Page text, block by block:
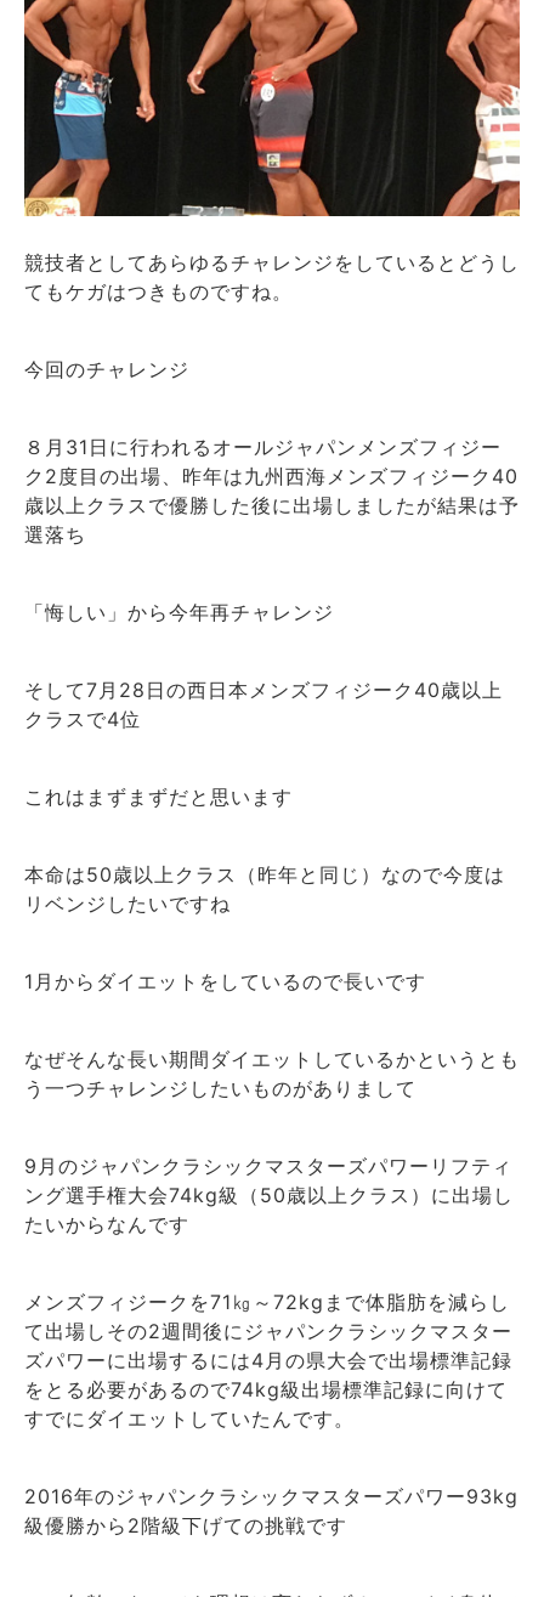
競技者としてあらゆるチャレンジをしているとどうし
てもケガはつきものですね。
今回のチャレンジ
８月 31 日に行われるオールジャパンメンズフィジー
ク 2度目の出場、昨年は九州西海メンズフィジーク 40
歳以上クラスで優勝した後に出場しましたが結果は予
選落ち
「悔しい」から今年再チャレンジ
そして7月 28 日の西日本メンズフィジーク 40歳以上
クラスで4位
これはまずまずだと思います
本命は50歳以上クラス（昨年と同じ）なので今度は
リベンジしたいですね
1 月からダイエットをしているので長いです
なぜそんな長い期間ダイエットしているかというとも
う一つチャレンジしたいものがありまして
9 月のジャパンクラシックマスターズパワーリフティ
ング選手権大会74kg級（ 50歳以上クラス）に出場し
たいからなんです
メンズフィジークを71 ㎏～ 72kg まで体脂肪を減らし
て出場しその2週間後にジャパンクラシックマスター
ズパワーに出場するには4月の県大会で出場標準記録
をとる必要があるので74kg級出場標準記録に向けて
すでにダイエットしていたんです。
2016年のジャパンクラシックマスターズパワー93kg
級優勝から 2階級下げての挑戦です